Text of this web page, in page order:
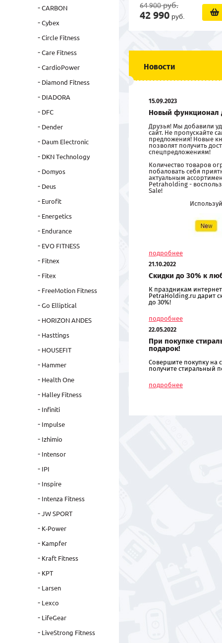
64 900руб.
42 990 руб.
Новости
15.09.2023
Новый функционал
Друзья! Мы добавили
сайт. Не пропускайте
предложения! Новые
позволят получить
спецпредложениям!
Количество товаров
побаловать себя
актуальным
Petraholding -
Sale!
подробнее
21.10.2022
Скидки до 30% к
К праздникам
PetraHolding.ru дарит
до 30%!
подробнее
22.05.2022
При покупке
подарок!
Совершите покупку на
получите стиральный
подробнее
CARBON
Cybex
Circle Fitness
Care Fitness
CardioPower
Diamond Fitness
DIADORA
DFC
Dender
Daum Electronic
DKN Technology
Domyos
Deus
Eurofit
Energetics
Endurance
EVO FITNESS
Fitnex
Fitex
FreeMotion Fitness
Go Elliptical
HORIZON ANDES
Hasttings
HOUSEFIT
Hammer
Health One
Halley Fitness
Infiniti
Impulse
Izhimio
Intensor
IPI
Inspire
Intenza Fitness
JW SPORT
K-Power
Kampfer
Kraft Fitness
KPT
Larsen
Lexco
LifeGear
LiveStrong Fitness